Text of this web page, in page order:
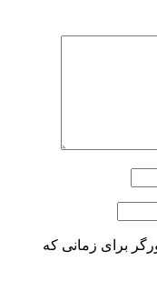
برای زمانی که